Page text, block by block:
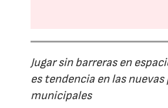
Jugar sin barreras en
es tendencia en las
municipales